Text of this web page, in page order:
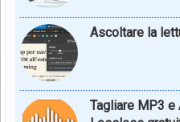
Ascoltare la
Tagliare MP3 e